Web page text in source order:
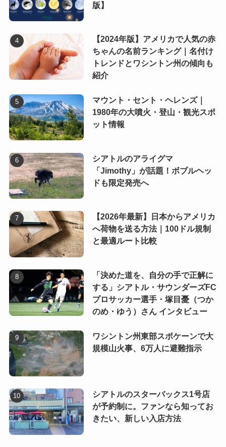
版】
【2024年版】アメリカで人気の赤
ちゃんの名前ランキング｜名付け
トレンドとワシントン州の傾向も
紹介
マウント・セント・ヘレンズ｜
1980年の大噴火・登山・観光スポ
ット情報
シアトルのアライグマ
「Jimothy」が話題！ボブルヘッ
ドも限定発売へ
【2026年最新】日本からアメリカ
へ荷物を送る方法｜100ドル規制
と最適ルート比較
「決めた道を、自分の手で正解に
する」シアトル・サウンダーズFC
プロサッカー選手・塚目憂（つか
のめ・ゆう）さん インタビュー
ワシントン州東部スポケーンで大
規模山火事、6万人に避難指示
シアトルのスターバックス1号店
が予約制に。ファンなら知ってお
きたい、新しい入店方法